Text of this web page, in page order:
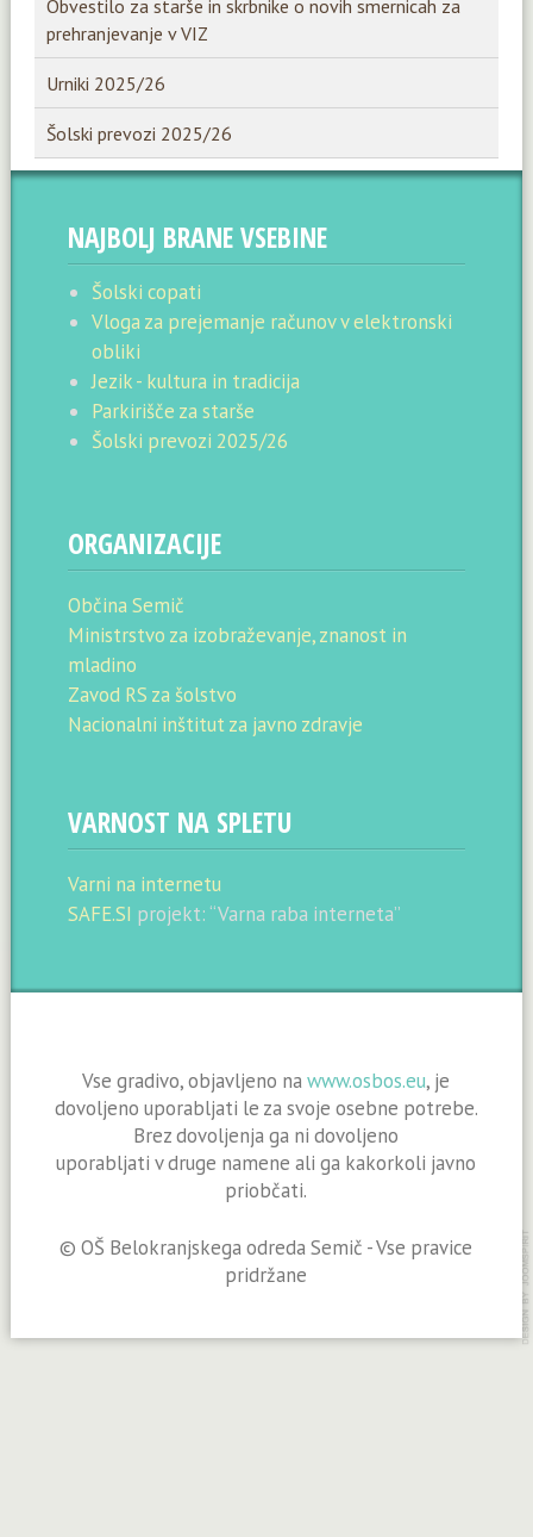
Obvestilo za starše in skrbnike o novih smernicah za
prehranjevanje v VIZ
Urniki 2025/26
Šolski prevozi 2025/26
NAJBOLJ BRANE VSEBINE
Šolski copati
Vloga za prejemanje računov v elektronski
obliki
Jezik - kultura in tradicija
Parkirišče za starše
Šolski prevozi 2025/26
ORGANIZACIJE
Občina Semič
Ministrstvo za izobraževanje, znanost in
mladino
Zavod RS za šolstvo
Nacionalni inštitut za javno zdravje
VARNOST NA SPLETU
Varni na internetu
SAFE.SI projekt: “Varna raba interneta”
Vse gradivo, objavljeno nawww.osbos.eu, je
dovoljeno uporabljati le za svoje osebne potrebe.
Brez dovoljenja ga ni dovoljeno
uporabljati v druge namene ali ga kakorkoli javno
priobčati.
© OŠ Belokranjskega odreda Semič - Vse pravice
pridržane